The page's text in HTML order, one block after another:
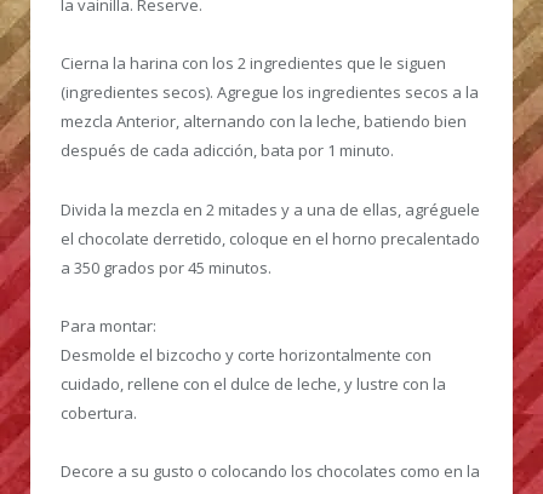
la vainilla. Reserve.
Cierna la harina con los 2 ingredientes que le siguen
(ingredientes secos). Agregue los ingredientes secos a la
mezcla Anterior, alternando con la leche, batiendo bien
después de cada adicción, bata por 1 minuto.
Divida la mezcla en 2 mitades y a una de ellas, agréguele
el chocolate derretido, coloque en el horno precalentado
a 350 grados por 45 minutos.
Para montar:
Desmolde el bizcocho y corte horizontalmente con
cuidado, rellene con el dulce de leche, y lustre con la
cobertura.
Decore a su gusto o colocando los chocolates como en la